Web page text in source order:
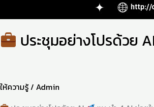
ประชุมอย่างโปรด้วย
ให้ความรู้/ Admin